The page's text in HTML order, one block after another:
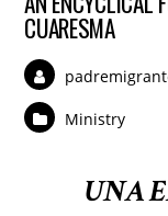
CUARESMA
Ministry
UNA